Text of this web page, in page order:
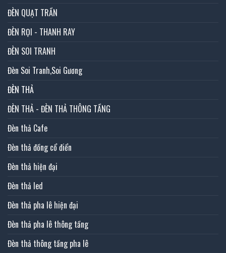
ĐÈN QUẠT TRẦN
ĐÈN RỌI - THANH RAY
ĐÈN SOI TRANH
Đèn Soi Tranh,Soi Gương
ĐÈN THẢ
ĐÈN THẢ - ĐÈN THẢ THÔNG TẦNG
Đèn thả Cafe
Đèn thả đồng cổ điển
Đèn thả hiện đại
Đèn thả led
Đèn thả pha lê hiện đại
Đèn thả pha lê thông tầng
Đèn thả thông tầng pha lê